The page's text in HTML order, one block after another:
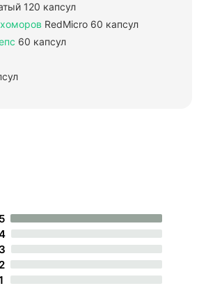
120 капсул
RedMicro 60 капсул
60 капсул
5
3
2